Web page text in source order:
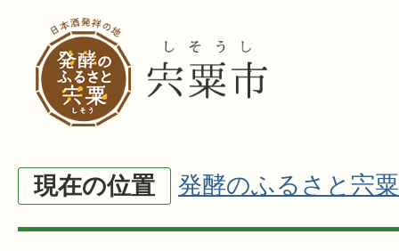
現在の位置 発酵のふるさと宍粟